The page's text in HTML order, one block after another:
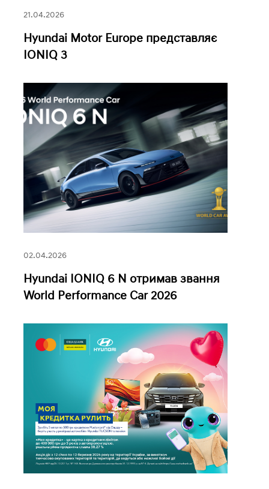
21.04.2026
Hyundai Motor Europe представляє
IONIQ 3
02.04.2026
Hyundai IONIQ 6 N отримав звання
World Performance Car 2026